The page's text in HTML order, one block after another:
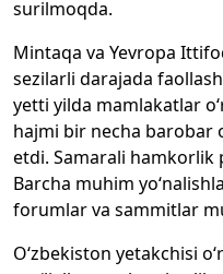
surilmoqda.
Mintaqa va Yevropa
sezilarli darajada
yetti yilda mamlakatlar
hajmi bir necha barobar
etdi. Samarali
Barcha muhim
forumlar va sammitlar
O‘zbekiston yetakchisi